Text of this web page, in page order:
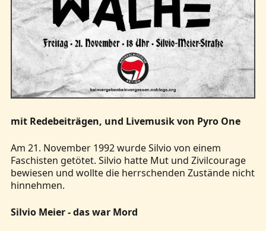
mit Redebeiträgen, und Livemusik von Pyro One
Am 21. November 1992 wurde Silvio von einem
Faschisten getötet. Silvio hatte Mut und Zivilcourage
bewiesen und wollte die herrschenden Zustände nicht
hinnehmen.
Silvio Meier - das war Mord